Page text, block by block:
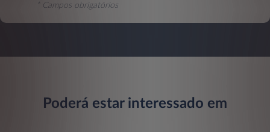
* Campos obrigatórios
Poderá estar interessado em